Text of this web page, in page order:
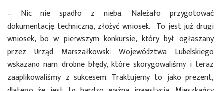
– Nic nie spadło z nieba. Należało przygotować
dokumentację techniczną, złożyć wniosek. To jest już drugi
wniosek, bo w pierwszym konkursie, który był ogłaszany
przez Urząd Marszałkowski Województwa Lubelskiego
wskazano nam drobne błędy, które skorygowaliśmy i teraz
zaaplikowaliśmy z sukcesem. Traktujemy to jako prezent,